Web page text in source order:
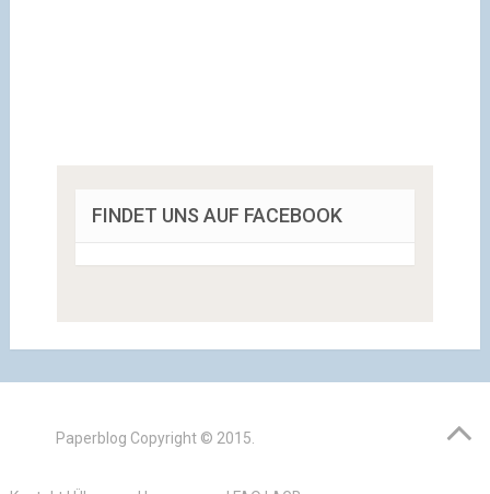
FINDET UNS AUF FACEBOOK
Paperblog Copyright © 2015.